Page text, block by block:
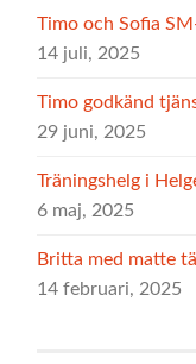
Timo och Sofia
14 juli, 2025
Timo godkänd
29 juni, 2025
Träningshelg i
6 maj, 2025
Britta med matte
14 februari, 2025